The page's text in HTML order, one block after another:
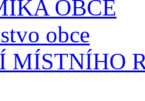
OBCE
obce
MÍSTNÍHO